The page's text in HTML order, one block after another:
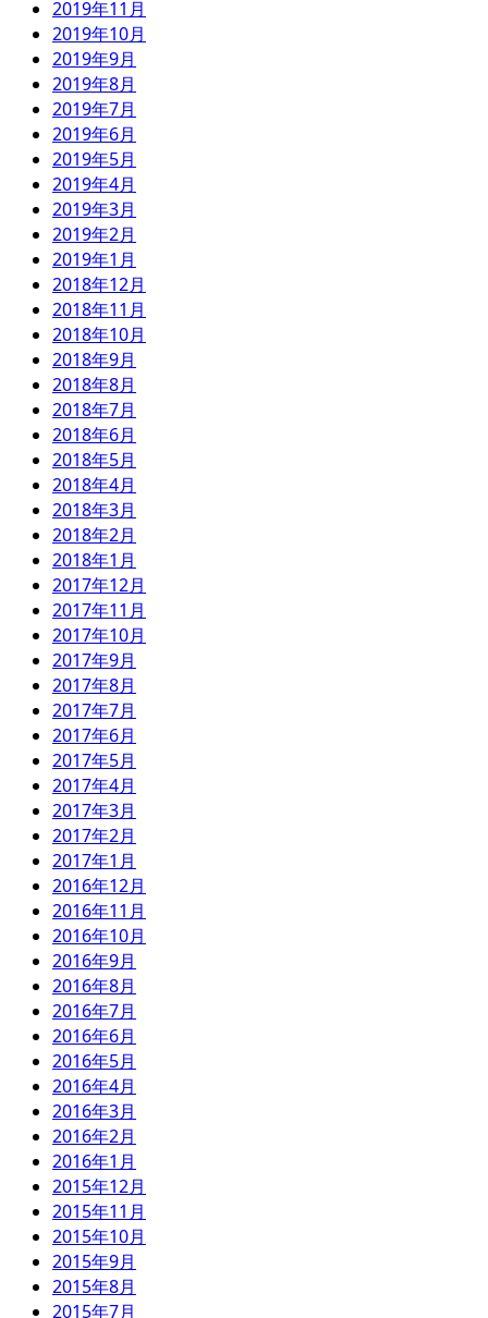
2019年11月
2019年10月
2019年9月
2019年8月
2019年7月
2019年6月
2019年5月
2019年4月
2019年3月
2019年2月
2019年1月
2018年12月
2018年11月
2018年10月
2018年9月
2018年8月
2018年7月
2018年6月
2018年5月
2018年4月
2018年3月
2018年2月
2018年1月
2017年12月
2017年11月
2017年10月
2017年9月
2017年8月
2017年7月
2017年6月
2017年5月
2017年4月
2017年3月
2017年2月
2017年1月
2016年12月
2016年11月
2016年10月
2016年9月
2016年8月
2016年7月
2016年6月
2016年5月
2016年4月
2016年3月
2016年2月
2016年1月
2015年12月
2015年11月
2015年10月
2015年9月
2015年8月
2015年7月